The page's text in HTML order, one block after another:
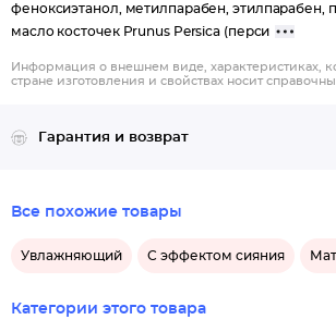
феноксиэтанол, метилпарабен, этилпарабен,
масло косточек Prunus Persica (перси
Информация о внешнем виде, характеристиках,
стране изготовления и свойствах носит
Гарантия и возврат
Все похожие товары
Увлажняющий С эффектом сияния
Категории этого товара